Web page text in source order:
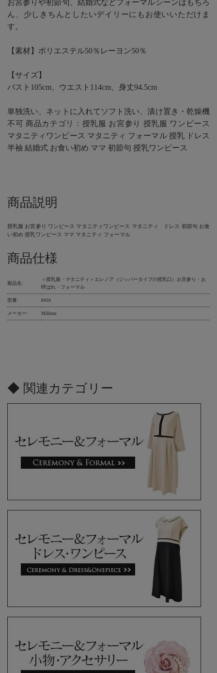
お宮参りや初節句、結婚式などフォーマルシーンはもちろ
ん、少しきちんとしたいデイリーにもお使いいただけま
す。
【素材】ポリエステル50％レーヨン50％
【サイズ】
バスト105cm、ウエスト114cm、身丈94.5cm
単独洗い、ネットに入れてソフト洗い、漬け置き・乾燥機
不可 商品カテゴリ：授乳服 お宮参り 授乳服 ワンピース
マタニティワンピース マタニティ フォーマル 授乳 ドレス
半袖 結婚式 お食い初め ママ 初節句 授乳ワンピース
商品説明
授乳服 お宮参り ワンピース マタニティワンピース マタニティ ドレス 初節句 お食
い初め 授乳ワンピース ママ マタニティ フォーマル
商品仕様
製品名:
＜授乳服・マタニティ＞エレノア（ジッパータイプの授乳口）お宮参り・お
呼ばれ・フォーマル
型番: 8416
メーカー: Milktea
◆ 関連カテゴリー